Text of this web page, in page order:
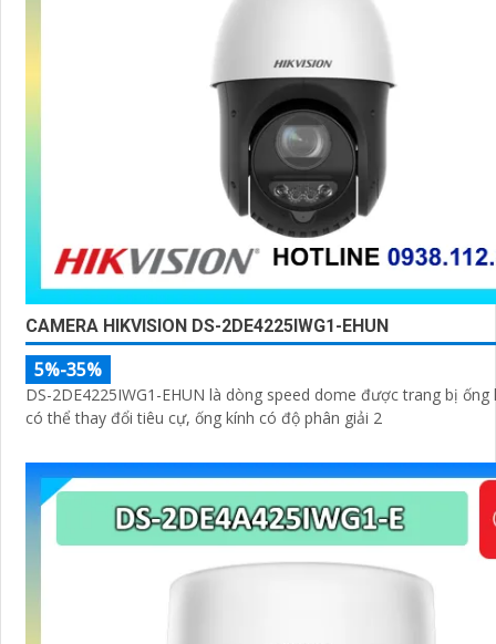
CAMERA HIKVISION DS-2DE4225IWG1-EHUN
5%-35%
DS-2DE4225IWG1-EHUN là dòng speed dome được trang bị
có thể thay đổi tiêu cự, ống kính có độ phân giải 2